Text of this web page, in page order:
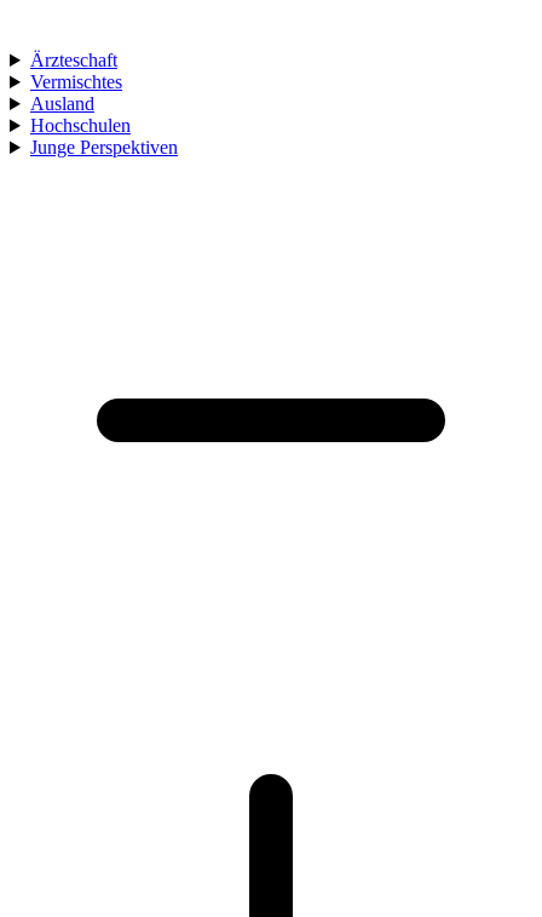
Ärzteschaft
Vermischtes
Ausland
Hochschulen
Junge Perspektiven